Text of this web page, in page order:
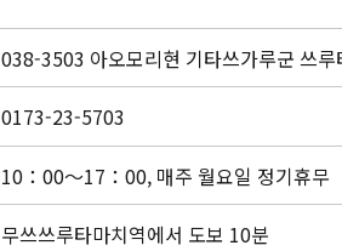
038-3503 아오모리현 기타쓰가루군 쓰
0173-23-5703
10：00～17：00, 매주 월요일 정기휴무
무쓰쓰루타마치역에서 도보 10분